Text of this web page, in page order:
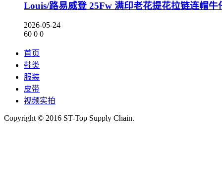
Louis/路易威登 25Fw 满印老花提花拉链连帽牛
2026-05-24
60 0 0
首页
鞋类
服装
皮带
视频实拍
Copyright © 2016 ST-Top Supply Chain.